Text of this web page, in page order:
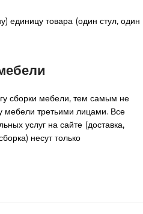
единицу товара (один стул, один
сборки мебели, тем самым не
мебели третьими лицами. Все
услуг на сайте (доставка,
несут только